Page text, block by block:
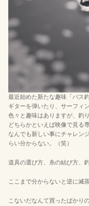
最近始めた新たな趣味「バス釣
ギターを弾いたり、サーフィ
色々と趣味はありますが、釣
どちらかといえば映像で見る専
なんでも新しい事にチャレン
らい分からない。（笑）
道具の選び方、糸の結び方、
ここまで分からないと逆に滅
こないだなんて買ったばかり